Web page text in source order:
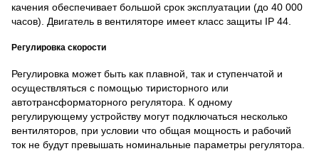
качения обеспечивает большой срок эксплуатации (до 40 000
часов). Двигатель в вентиляторе имеет класс защиты IP 44.
Регулировка скорости
Регулировка может быть как плавной, так и ступенчатой и
осуществляться с помощью тиристорного или
автотрансформаторного регулятора. К одному
регулирующему устройству могут подключаться несколько
вентиляторов, при условии что общая мощность и рабочий
ток не будут превышать номинальные параметры регулятора.